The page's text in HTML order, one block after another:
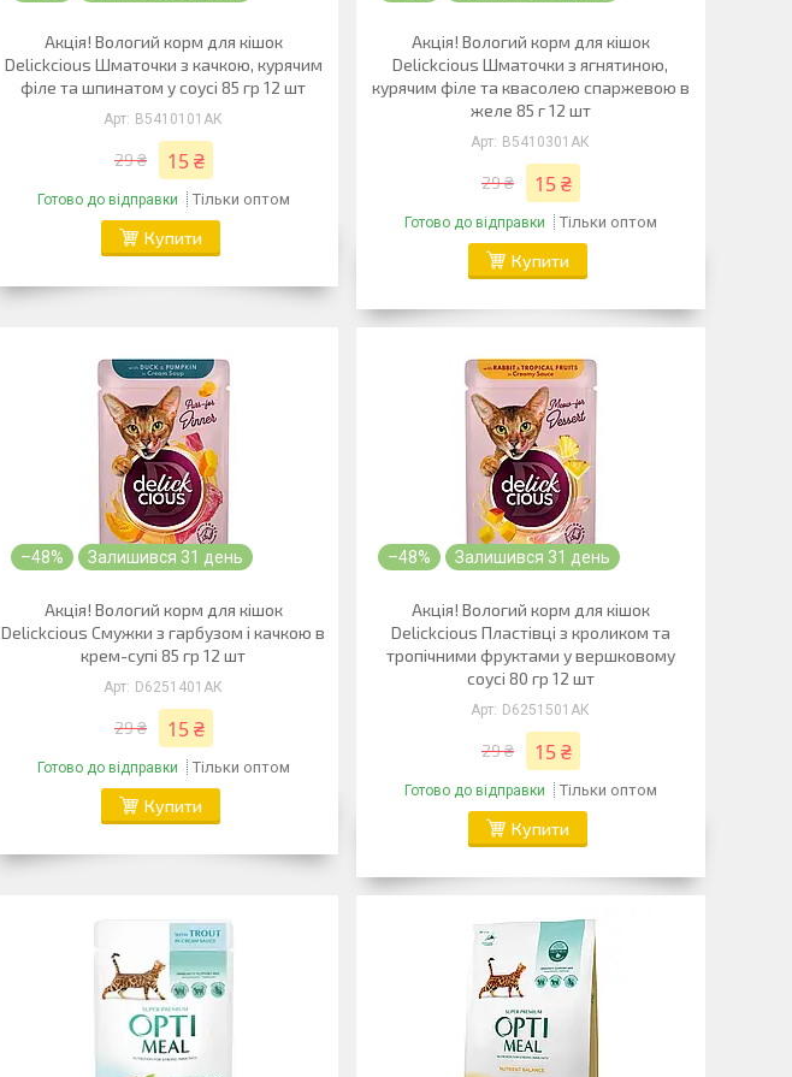
Акція! Вологий корм для кішок
Delickcious Шматочки з качкою, курячим
філе та шпинатом у соусі 85 гр 12 шт
B5410101АК
29 ₴ 15 ₴
Готово до відправки Тільки оптом
Купити
Акція! Вологий корм для кішок
Delickcious Шматочки з ягнятиною,
курячим філе та квасолею спаржевою в
желе 85 г 12 шт
B5410301АК
29 ₴ 15 ₴
Готово до відправки Тільки оптом
Купити
–48% Залишився 31 день
Акція! Вологий корм для кішок
Delickcious Смужки з гарбузом і качкою в
крем-супі 85 гр 12 шт
D6251401АК
29 ₴ 15 ₴
Готово до відправки Тільки оптом
Купити
–48% Залишився 31 день
Акція! Вологий корм для кішок
Delickcious Пластівці з кроликом та
тропічними фруктами у вершковому
соусі 80 гр 12 шт
D6251501АК
29 ₴ 15 ₴
Готово до відправки Тільки оптом
Купити